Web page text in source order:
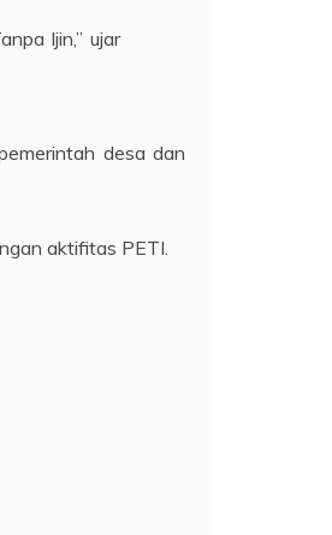
Ijin,” ujar
desa dan
aktifitas PETI.